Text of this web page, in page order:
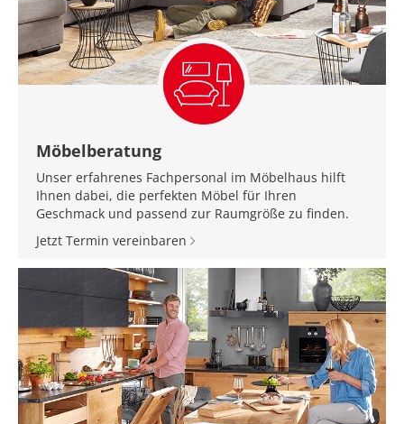
Möbelberatung
Unser erfahrenes Fachpersonal im Möbelhaus hilft
Ihnen dabei, die perfekten Möbel für Ihren
Geschmack und passend zur Raumgröße zu finden.
Jetzt Termin vereinbaren